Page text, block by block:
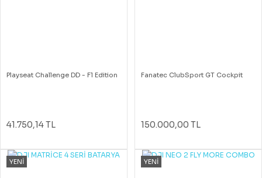
Playseat Challenge DD - F1 Edition
41.750,14 TL
Fanatec ClubSport GT Cockpit
150.000,00 TL
YENİ YENİ